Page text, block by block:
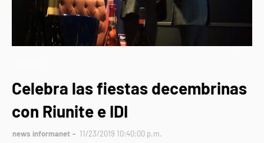
Celebra las fiestas decembrinas
con Riunite e IDI
news informanet
11/23/2019 10:40:00 p.m.